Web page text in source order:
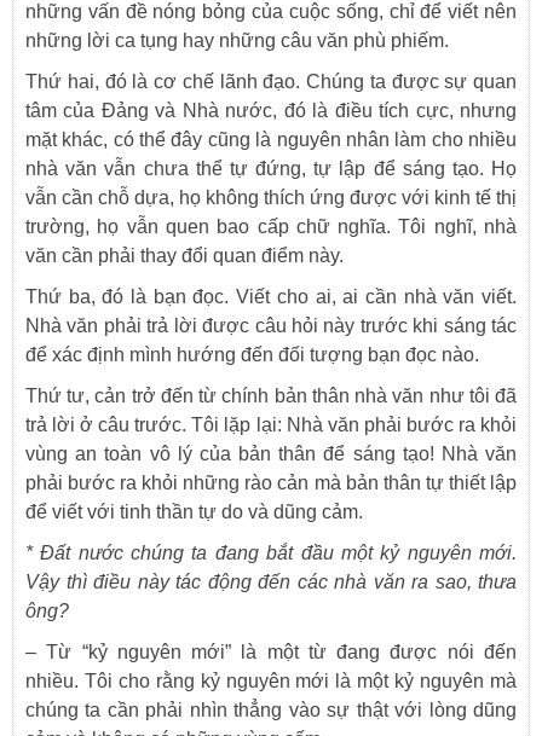
những vấn đề nóng bỏng của cuộc sống, chỉ để viết nên
những lời ca tụng hay những câu văn phù phiếm.
Thứ hai, đó là cơ chế lãnh đạo. Chúng ta được sự quan
tâm của Đảng và Nhà nước, đó là điều tích cực, nhưng
mặt khác, có thể đây cũng là nguyên nhân làm cho nhiều
nhà văn vẫn chưa thể tự đứng, tự lập để sáng tạo. Họ
vẫn cần chỗ dựa, họ không thích ứng được với kinh tế thị
trường, họ vẫn quen bao cấp chữ nghĩa. Tôi nghĩ, nhà
văn cần phải thay đổi quan điểm này.
Thứ ba, đó là bạn đọc. Viết cho ai, ai cần nhà văn viết.
Nhà văn phải trả lời được câu hỏi này trước khi sáng tác
để xác định mình hướng đến đối tượng bạn đọc nào.
Thứ tư, cản trở đến từ chính bản thân nhà văn như tôi đã
trả lời ở câu trước. Tôi lặp lại: Nhà văn phải bước ra khỏi
vùng an toàn vô lý của bản thân để sáng tạo! Nhà văn
phải bước ra khỏi những rào cản mà bản thân tự thiết lập
để viết với tinh thần tự do và dũng cảm.
*Đất nước chúng ta đang bắt đầu một kỷ nguyên mới.
Vậy thì điều này tác động đến các nhà văn ra sao, thưa
ông?
– Từ “kỷ nguyên mới” là một từ đang được nói đến
nhiều. Tôi cho rằng kỷ nguyên mới là một kỷ nguyên mà
chúng ta cần phải nhìn thẳng vào sự thật với lòng dũng